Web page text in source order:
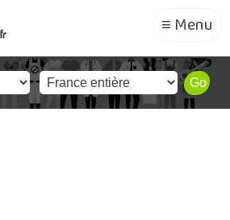
≡ Menu